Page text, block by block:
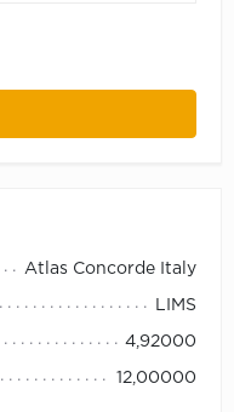
Atlas Concorde Italy
LIMS
4,92000
12,00000